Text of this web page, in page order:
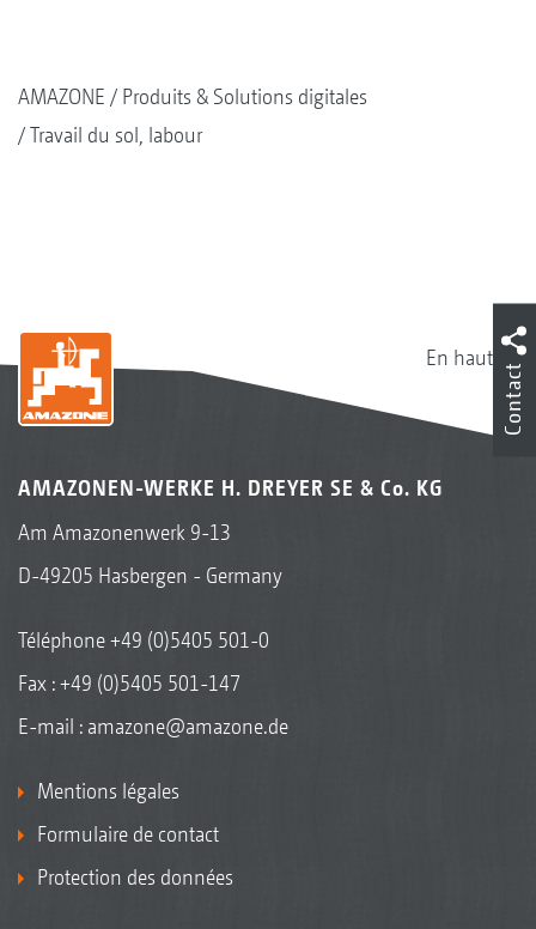
AMAZONE
Produits & Solutions digitales
Travail du sol, labour
En haut
AMAZONEN-WERKE H. DREYER SE & Co. KG
Am Amazonenwerk 9-13
D-49205 Hasbergen - Germany
Téléphone+49 (0)5405 501-0
Fax : +49 (0)5405 501-147
E-mail : amazone@amazone.de
Mentions légales
Formulaire de contact
Protection des données
Contact